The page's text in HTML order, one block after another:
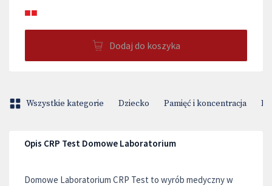
■■
Dodaj do koszyka
Wszystkie kategorie Dziecko Pamięć i koncentracja
Opis CRP Test Domowe Laboratorium
Domowe Laboratorium CRP Test to wyrób medyczny w